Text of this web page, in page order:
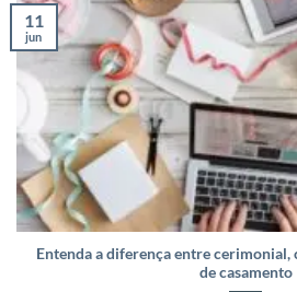
Entenda a diferença entre cerimonial,
de casamento
11
jun